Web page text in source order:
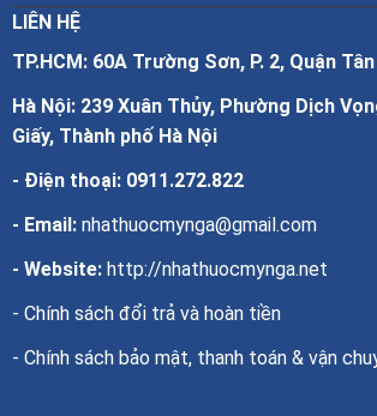
LIÊN HỆ
TP.HCM: 60A Trường Sơn, P. 2, Quận Tân
Hà Nội: 239 Xuân Thủy, Phường Dịch
Giấy, Thành phố Hà Nội
- Điện thoại: 0911.272.822
- Email:nhathuocmynga@gmail.com
- Website:http://nhathuocmynga.net
- Chính sách đổi trả và hoàn tiền
- Chính sách bảo mật, thanh toán & vận